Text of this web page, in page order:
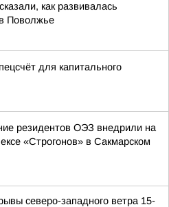
как развивалась
Поволжье
для капитального
резидентов ОЭЗ внедрили на
«Строгонов» в Сакмарском
северо-западного ветра 15-